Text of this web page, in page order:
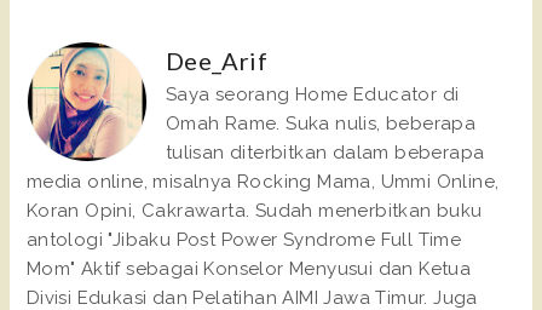
Dee_Arif
Saya seorang Home Educator di
Omah Rame. Suka nulis, beberapa
tulisan diterbitkan dalam beberapa
media online, misalnya Rocking Mama, Ummi Online,
Koran Opini, Cakrawarta. Sudah menerbitkan buku
antologi "Jibaku Post Power Syndrome Full Time
Mom" Aktif sebagai Konselor Menyusui dan Ketua
Divisi Edukasi dan Pelatihan AIMI Jawa Timur. Juga